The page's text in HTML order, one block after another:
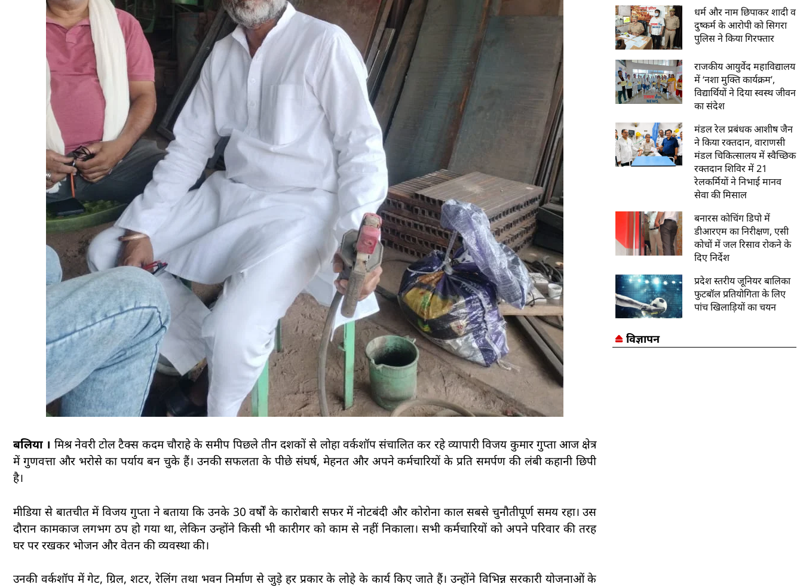
बलिया । मिश्र नेवरी टोल टैक्स कदम चौराहे के समीप पिछले तीन दशकों से लोहा वर्कशॉप संचालित कर रहे व्यापारी विजय कुमार गुप्ता आज क्षेत्र
में गुणवत्ता और भरोसे का पर्याय बन चुके हैं। उनकी सफलता के पीछे संघर्ष, मेहनत और अपने कर्मचारियों के प्रति समर्पण की लंबी कहानी छिपी
है।
मीडिया से बातचीत में विजय गुप्ता ने बताया कि उनके 30 वर्षों के कारोबारी सफर में नोटबंदी और कोरोना काल सबसे चुनौतीपूर्ण समय रहा। उस
दौरान कामकाज लगभग ठप हो गया था, लेकिन उन्होंने किसी भी कारीगर को काम से नहीं निकाला। सभी कर्मचारियों को अपने परिवार की तरह
घर पर रखकर भोजन और वेतन की व्यवस्था की।
उनकी वर्कशॉप में गेट, ग्रिल, शटर, रेलिंग तथा भवन निर्माण से जुड़े हर प्रकार के लोहे के कार्य किए जाते हैं। उन्होंने विभिन्न सरकारी योजनाओं के
धर्म और नाम छिपाकर शादी व
दुष्कर्म के आरोपी को सिगरा
पुलिस ने किया गिरफ्तार
राजकीय आयुर्वेद महाविद्यालय
में ‘नशा मुक्ति कार्यक्रम’,
विद्यार्थियों ने दिया स्वस्थ जीवन
का संदेश
मंडल रेल प्रबंधक आशीष जैन
ने किया रक्तदान, वाराणसी
मंडल चिकित्सालय में स्वैच्छिक
रक्तदान शिविर में 21
रेलकर्मियों ने निभाई मानव
सेवा की मिसाल
बनारस कोचिंग डिपो में
डीआरएम का निरीक्षण, एसी
कोचों में जल रिसाव रोकने के
दिए निर्देश
प्रदेश स्तरीय जूनियर बालिका
फुटबॉल प्रतियोगिता के लिए
पांच खिलाड़ियों का चयन
विज्ञापन